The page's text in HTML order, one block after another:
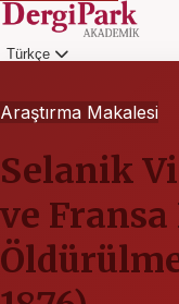
Türkçe
Araştırma Makalesi
Selanik
ve Fransa